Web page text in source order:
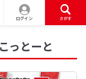
ログイン さがす
っとーと